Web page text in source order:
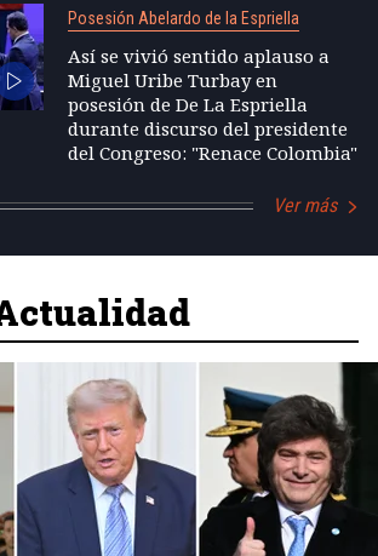
Posesión Abelardo de la Espriella
Así se vivió sentido aplauso a
Miguel Uribe Turbay en
posesión de De La Espriella
durante discurso del presidente
del Congreso: "Renace Colombia"
Ver más